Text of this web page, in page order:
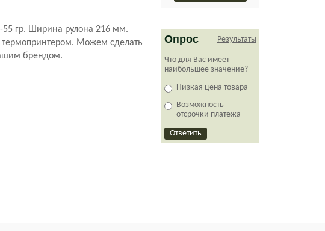
55 гр. Ширина рулона 216 мм.
термопринтером. Можем сделать
брендом.
Опрос Результаты
Что для Вас имеет
наибольшее значение?
Низкая цена товара
Возможность
отсрочки платежа